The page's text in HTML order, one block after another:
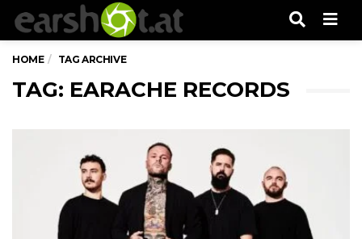
HOME TAG ARCHIVE
TAG: EARACHE RECORDS